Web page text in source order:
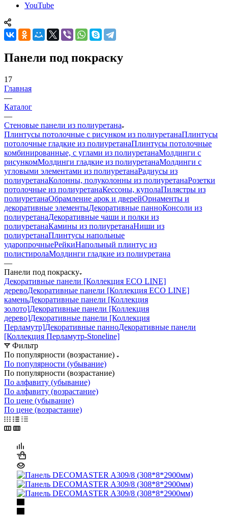
YouTube
Панели под покраску
17
Главная
—
Каталог
—
Стеновые панели из полиуретана
Плинтусы потолочные с рисунком из полиуретанаПлинтусы
потолочные гладкие из полиуретанаПлинтусы потолочные
комбинированные, с углами из полиуретанаМолдинги c
рисункомМолдинги гладкие из полиуретанаМолдинги с
угловыми элементами из полиуретанаРадиусы из
полиуретанаКолонны, полуколонны из полиуретанаРозетки
потолочные из полиуретанаКессоны, куполаПилястры из
полиуретанаОбрамление арок и дверейОрнаменты и
декоративные элементыДекоративные панноКонсоли из
полиуретанаДекоративные чаши и полки из
полиуретанаКамины из полиуретанаНиши из
полиуретанаПлинтусы напольные
ударопрочныеРейкиНапольный плинтус из
полистиролаМолдинги гладкие из полиуретана
—
Панели под покраску
Декоративные панели [Коллекция ECO LINE]
деревоДекоративные панели [Коллекция ECO LINE]
каменьДекоративные панели [Коллекция
золото]Декоративные панели [Коллекция
дерево]Декоративные панели [Коллекция
Перламутр]Декоративные панноДекоративные панели
[Коллекция Перламутр-Stoneline]
Фильтр
По популярности (возрастание)
По популярности (убывание)
По популярности (возрастание)
По алфавиту (убывание)
По алфавиту (возрастание)
По цене (убывание)
По цене (возрастание)